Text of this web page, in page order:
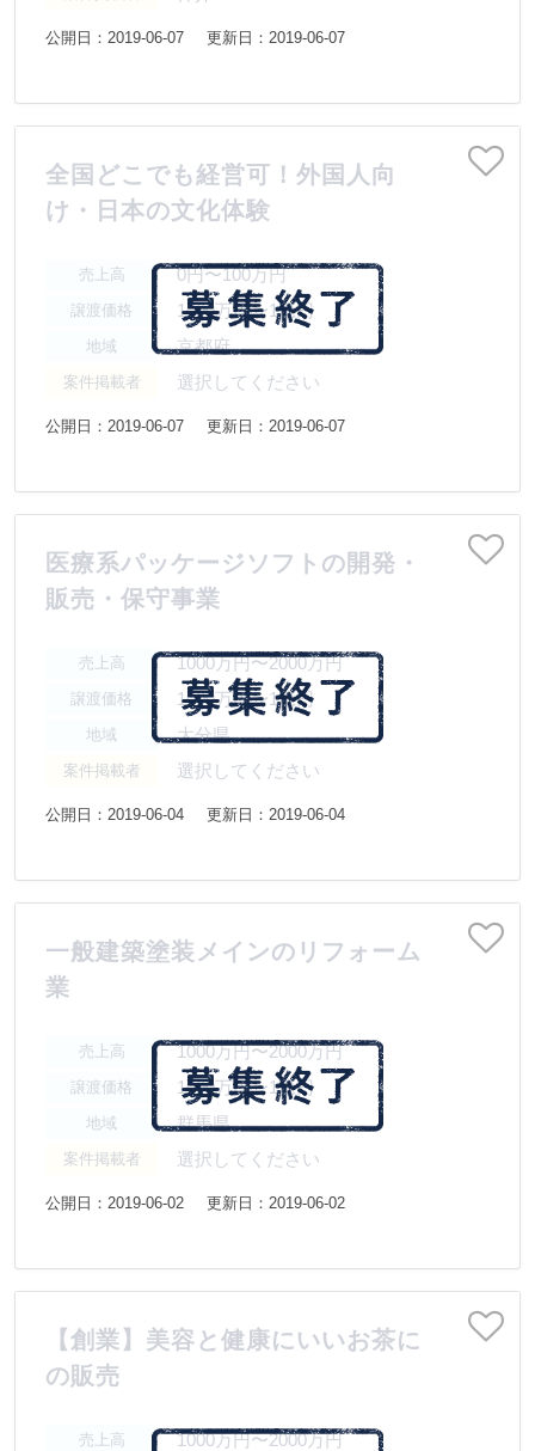
公開日：2019-06-07 更新日：2019-06-07
全国どこでも経営可！外国人向
け・日本の文化体験
売上高 0円〜100万円
譲渡価格 1000万円〜1億円
地域 京都府
案件掲載者 選択してください
公開日：2019-06-07 更新日：2019-06-07
医療系パッケージソフトの開発・
販売・保守事業
売上高 1000万円〜2000万円
譲渡価格 1000万円〜1億円
地域 大分県
案件掲載者 選択してください
公開日：2019-06-04 更新日：2019-06-04
一般建築塗装メインのリフォーム
業
売上高 1000万円〜2000万円
譲渡価格 1000万円〜1億円
地域 群馬県
案件掲載者 選択してください
公開日：2019-06-02 更新日：2019-06-02
【創業】美容と健康にいいお茶に
の販売
売上高 1000万円〜2000万円